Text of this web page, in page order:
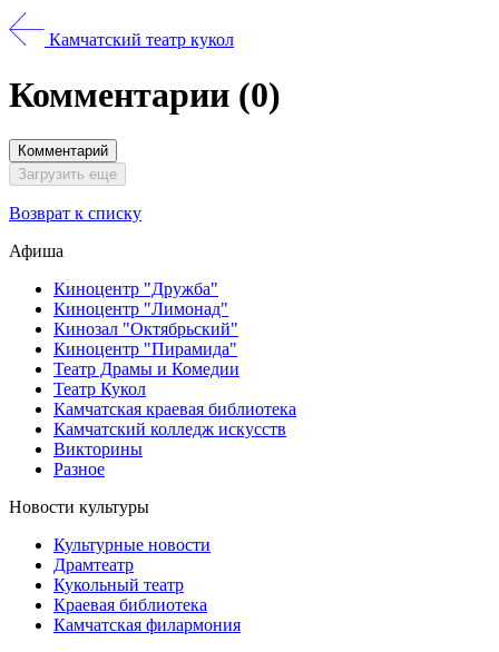
Камчатский театр кукол
Комментарии (0)
Комментарий
Загрузить еще
Возврат к списку
Афиша
Киноцентр "Дружба"
Киноцентр "Лимонад"
Кинозал "Октябрьский"
Киноцентр "Пирамида"
Театр Драмы и Комедии
Театр Кукол
Камчатская краевая библиотека
Камчатский колледж искусств
Викторины
Разное
Новости культуры
Культурные новости
Драмтеатр
Кукольный театр
Краевая библиотека
Камчатская филармония